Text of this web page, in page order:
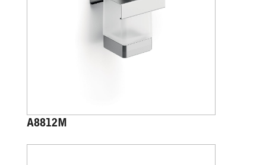
A8812M